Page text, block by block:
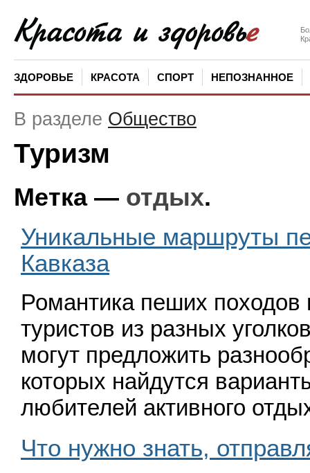
ЗДОРОВЬЕ КРАСОТА СПОРТ НЕПОЗНАННОЕ
В разделе Общество
Туризм
Метка — отдых.
Уникальные маршруты
Кавказа
Романтика пеших походов
туристов из разных
могут предложить
которых найдутся
любителей активного
Что нужно знать,